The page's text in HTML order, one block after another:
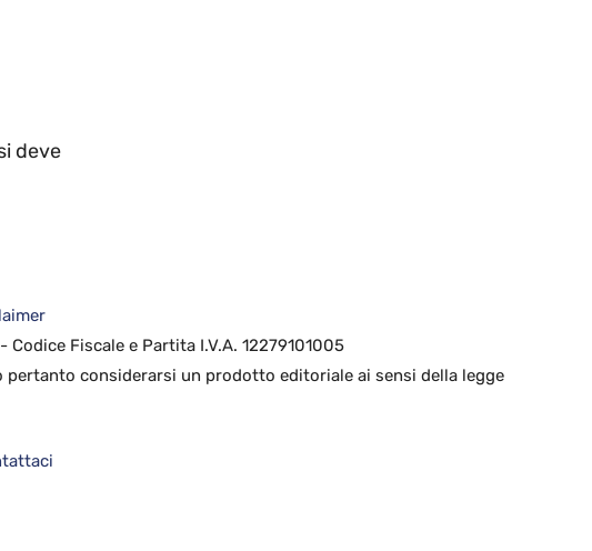
deve
Fiscale e Partita I.V.A. 12279101005
considerarsi un prodotto editoriale ai sensi della legge